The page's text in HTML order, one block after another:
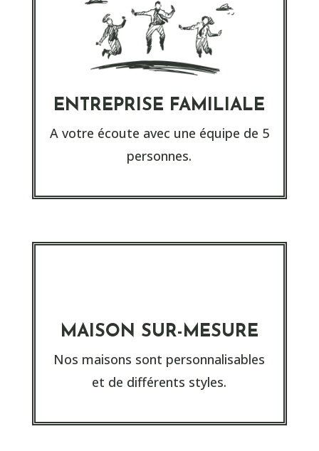
ENTREPRISE FAMILIALE
A votre écoute avec une équipe de 5
personnes.
MAISON SUR-MESURE
Nos maisons sont personnalisables
et de différents styles.